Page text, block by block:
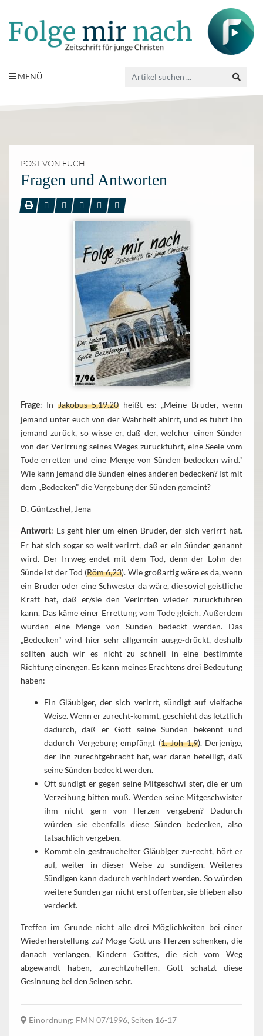
MENÜ
POST VON EUCH
Fragen und Antworten
Frage: In Jakobus 5,19.20 heißt es: „Meine Brüder, wenn
jemand unter euch von der Wahrheit abirrt, und es führt ihn
jemand zurück, so wisse er, daß der, welcher einen Sünder
von der Verirrung seines Weges zurückführt, eine Seele vom
Tode erretten und eine Menge von Sünden bedecken wird."
Wie kann jemand die Sünden eines anderen bedecken? Ist mit
dem „Bedecken" die Vergebung der Sünden gemeint?
D. Güntzschel, Jena
Antwort: Es geht hier um einen Bruder, der sich verirrt hat.
Er hat sich sogar so weit verirrt, daß er ein Sünder genannt
wird. Der Irrweg endet mit dem Tod, denn der Lohn der
Sünde ist der Tod (Röm 6,23). Wie großartig wäre es da, wenn
ein Bruder oder eine Schwester da wäre, die soviel geistliche
Kraft hat, daß er/sie den Verirrten wieder zurückführen
kann. Das käme einer Errettung vom Tode gleich. Außerdem
würden eine Menge von Sünden bedeckt werden. Das
„Bedecken" wird hier sehr allgemein ausge-drückt, deshalb
sollten auch wir es nicht zu schnell in eine bestimmte
Richtung einengen. Es kann meines Erachtens drei Bedeutung
haben:
Ein Gläubiger, der sich verirrt, sündigt auf vielfache
Weise. Wenn er zurecht-kommt, geschieht das letztlich
dadurch, daß er Gott seine Sünden bekennt und
dadurch Vergebung empfängt (1. Joh 1,9). Derjenige,
der ihn zurechtgebracht hat, war daran beteiligt, daß
seine Sünden bedeckt werden.
Oft sündigt er gegen seine Mitgeschwi-ster, die er um
Verzeihung bitten muß. Werden seine Mitgeschwister
ihm nicht gern von Herzen vergeben? Dadurch
würden sie ebenfalls diese Sünden bedecken, also
tatsächlich vergeben.
Kommt ein gestrauchelter Gläubiger zu-recht, hört er
auf, weiter in dieser Weise zu sündigen. Weiteres
Sündigen kann dadurch verhindert werden. So würden
weitere Sunden gar nicht erst offenbar, sie blieben also
verdeckt.
Treffen im Grunde nicht alle drei Möglichkeiten bei einer
Wiederherstellung zu? Möge Gott uns Herzen schenken, die
danach verlangen, Kindern Gottes, die sich vom Weg
abgewandt haben, zurechtzuhelfen. Gott schätzt diese
Gesinnung bei den Seinen sehr.
Einordnung: FMN 07/1996, Seiten 16-17